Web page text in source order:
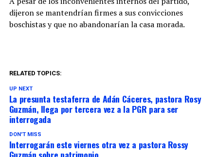
dijeron se mantendrían firmes a sus convicciones
boschistas y que no abandonarían la casa morada.
RELATED TOPICS:
UP NEXT
La presunta testaferra de Adán Cáceres, pastora Rosy
Guzmán, llega por tercera vez a la PGR para ser
interrogada
DON'T MISS
Interrogarán este viernes otra vez a pastora Rossy